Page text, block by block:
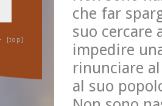
[top]
che far
suo cercare
impedire
rinunciare
al suo